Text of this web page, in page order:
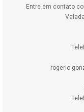
Entre em contato